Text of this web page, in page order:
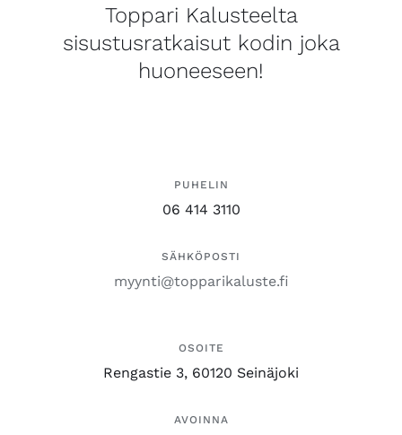
Toppari Kalusteelta
sisustusratkaisut kodin joka
huoneeseen!
PUHELIN
06 414 3110
SÄHKÖPOSTI
myynti@topparikaluste.fi
OSOITE
Rengastie 3, 60120 Seinäjoki
AVOINNA